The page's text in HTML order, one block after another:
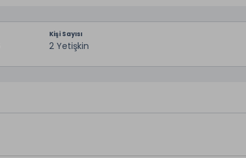
Kişi Sayısı
2 Yetişkin